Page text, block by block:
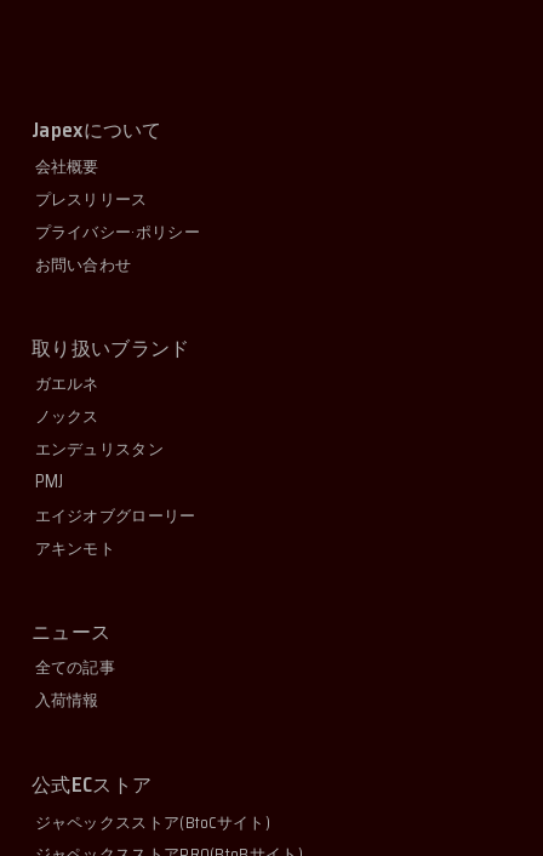
Japexについて
会社概要
プレスリリース
プライバシー·ポリシー
お問い合わせ
取り扱いブランド
ガエルネ
ノックス
エンデュリスタン
PMJ
エイジオブグローリー
アキンモト
ニュース
全ての記事
入荷情報
公式ECストア
ジャペックスストア(BtoCサイト)